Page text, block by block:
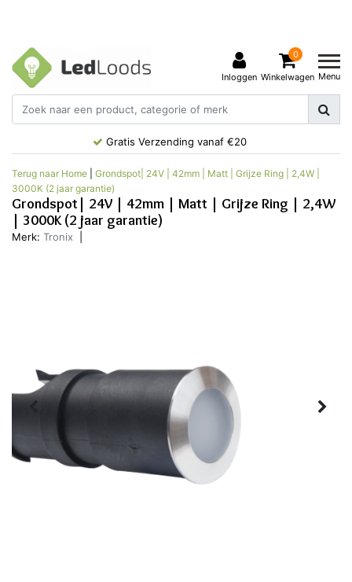
Inloggen
0
Winkelwagen Menu
Gratis Verzending vanaf €20
Terug naar Home
Grondspot| 24V | 42mm | Matt | Grijze Ring | 2,4W |
3000K (2 jaar garantie)
Grondspot| 24V | 42mm | Matt | Grijze Ring | 2,4W
| 3000K (2 jaar garantie)
Merk: Tronix